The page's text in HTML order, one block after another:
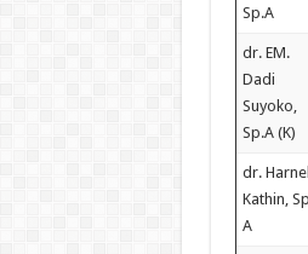
Sp.A
dr. EM.
Dadi
Suyoko,
Sp.A (K)
dr. Harnel
Kathin,
A